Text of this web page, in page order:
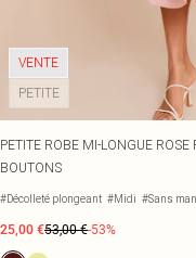
VENTE
PETITE
PETITE ROBE MI-LONGUE ROSE
BOUTONS
#Décolleté plongeant #Midi #Sans
25,00 €53,00 €-53%